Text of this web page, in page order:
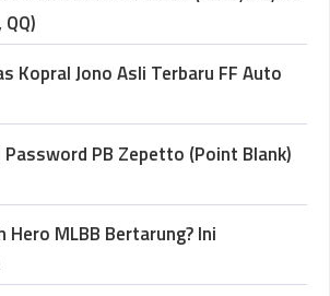
Kopral Jono Asli Terbaru FF Auto
Password PB Zepetto (Point Blank)
Hero MLBB Bertarung? Ini